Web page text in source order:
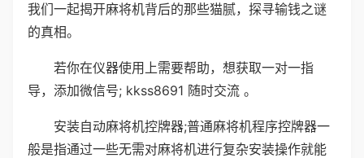
我们一起揭开麻将机背后的那些猫腻，探寻输钱之谜
的真相。
若你在仪器使用上需要帮助，想获取一对一指
导，添加微信号; kkss8691 随时交流 。
安装自动麻将机控牌器;普通麻将机程序控牌器一
般是指通过一些无需对麻将机进行复杂安装操作就能